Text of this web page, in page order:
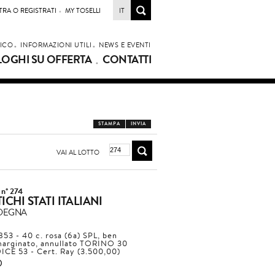
IT
O REGISTRATI MY TOSELLI
NEWS E EVENTI
INFORMAZIONI UTILI
SU OFFERTA CONTATTI
INVIA
STAMPA
VAI AL LOTTO
274
STATI ITALIANI
- 40 c. rosa (6a) SPL, ben
annullato TORINO 30
53 - Cert. Ray (3.500,00)